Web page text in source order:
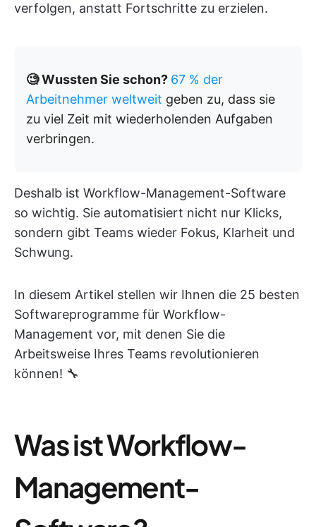
verfolgen, anstatt Fortschritte zu erzielen.
🧐 Wussten Sie schon? 67 % der
Arbeitnehmer weltweit geben zu, dass sie
zu viel Zeit mit wiederholenden Aufgaben
verbringen.
Deshalb ist Workflow-Management-Software
so wichtig. Sie automatisiert nicht nur Klicks,
sondern gibt Teams wieder Fokus, Klarheit und
Schwung.
In diesem Artikel stellen wir Ihnen die 25 besten
Softwareprogramme für Workflow-
Management vor, mit denen Sie die
Arbeitsweise Ihres Teams revolutionieren
können! 🔧
Was ist Workflow-
Management-